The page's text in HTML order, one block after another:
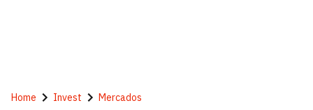
Home Invest Mercados